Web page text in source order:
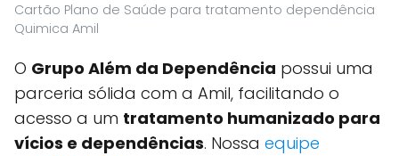
Cartão Plano de Saúde para tratamento dependência
Quimica Amil
O Grupo Além da Dependência possui uma
parceria sólida com a Amil, facilitando o
acesso a um tratamento humanizado para
vícios e dependências. Nossa equipe